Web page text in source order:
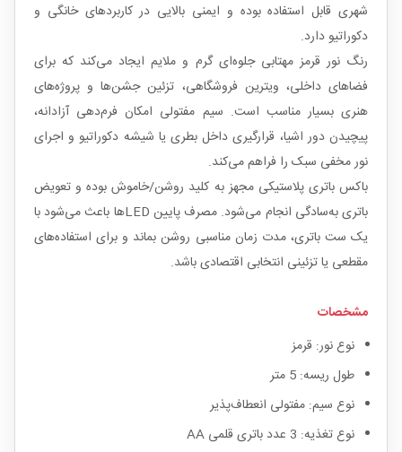
شهری قابل استفاده بوده و ایمنی بالایی در کاربردهای خانگی و
دکوراتیو دارد.
رنگ نور قرمز مهتابی جلوه‌ای گرم و ملایم ایجاد می‌کند که برای
فضاهای داخلی، ویترین فروشگاهی، تزئین جشن‌ها و پروژه‌های
هنری بسیار مناسب است. سیم مفتولی امکان فرم‌دهی آزادانه،
پیچیدن دور اشیا، قرارگیری داخل بطری یا شیشه دکوراتیو و اجرای
نور مخفی سبک را فراهم می‌کند.
باکس باتری پلاستیکی مجهز به کلید روشن/خاموش بوده و تعویض
باتری به‌سادگی انجام می‌شود. مصرف پایین LEDها باعث می‌شود با
یک ست باتری، مدت زمان مناسبی روشن بماند و برای استفاده‌های
مقطعی یا تزئینی انتخابی اقتصادی باشد.
مشخصات
نوع نور: قرمز
طول ریسه: 5 متر
نوع سیم: مفتولی انعطاف‌پذیر
نوع تغذیه: 3 عدد باتری قلمی AA